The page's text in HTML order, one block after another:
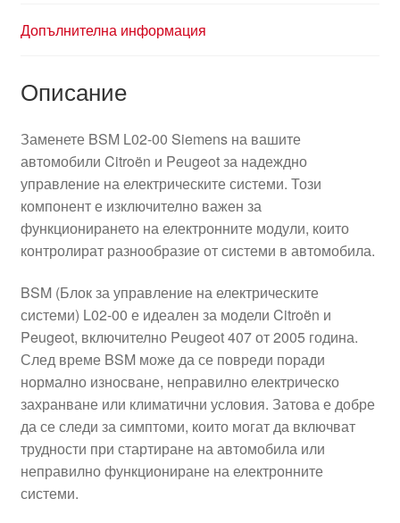
Допълнителна информация
Описание
Заменете BSM L02-00 Siemens на вашите
автомобили Citroën и Peugeot за надеждно
управление на електрическите системи. Този
компонент е изключително важен за
функционирането на електронните модули, които
контролират разнообразие от системи в автомобила.
BSM (Блок за управление на електрическите
системи) L02-00 е идеален за модели Citroën и
Peugeot, включително Peugeot 407 от 2005 година.
След време BSM може да се повреди поради
нормално износване, неправилно електрическо
захранване или климатични условия. Затова е добре
да се следи за симптоми, които могат да включват
трудности при стартиране на автомобила или
неправилно функциониране на електронните
системи.